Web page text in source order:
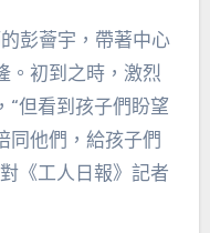
彭薈宇，帶著中心
。初到之時，激烈
“但看到孩子們盼望
同他們，給孩子們
《工人日報》記者